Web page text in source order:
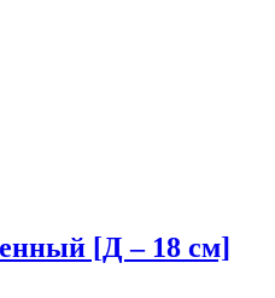
[Д – 18 см]